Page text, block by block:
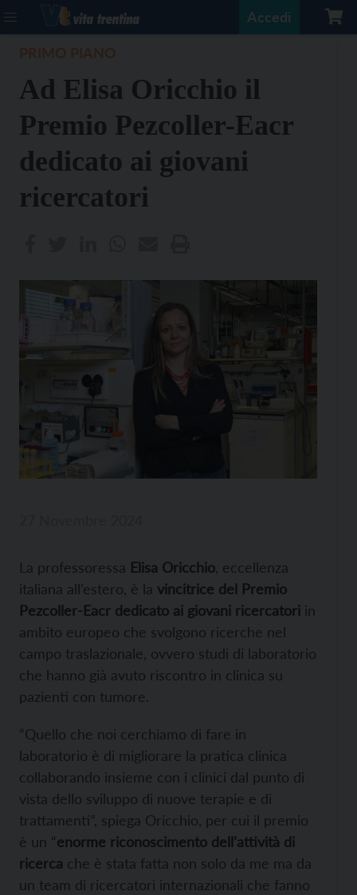
Accedi
Ad Elisa Oricchio il
Premio Pezcoller-Eacr
dedicato ai giovani
ricercatori
La professoressa Elisa Oricchio , eccellenza
italiana all’estero, è la vincitrice del Premio
Pezcoller-Eacr dedicato ai giovani ricercatori in
ambito europeo che svolgono ricerche nel
campo traslazionale, ovvero studi di laboratorio
che hanno già avuto riscontro in clinica su
pazienti con tumore.
“Quello che noi cerchiamo di fare in
laboratorio è di migliorare la pratica clinica
collaborando insieme con i clinici dal punto di
vista dello sviluppo di nuove terapie e di
trattamenti”, spiega Oricchio, per cui il premio
è un “enorme riconoscimento dell’attività di
ricerca che è stata fatta non solo da me ma da
un team di ricercatori internazionali che fanno